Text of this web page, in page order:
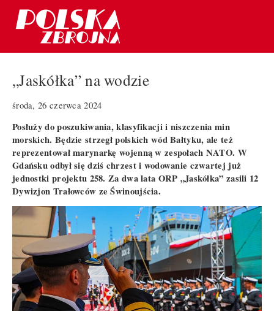
„Jaskółka” na wodzie
środa, 26 czerwca 2024
Posłuży do poszukiwania, klasyfikacji i niszczenia min
morskich. Będzie strzegł polskich wód Bałtyku, ale też
reprezentował marynarkę wojenną w zespołach NATO. W
Gdańsku odbył się dziś chrzest i wodowanie czwartej już
jednostki projektu 258. Za dwa lata ORP „Jaskółka” zasili 12
Dywizjon Trałowców ze Świnoujścia.